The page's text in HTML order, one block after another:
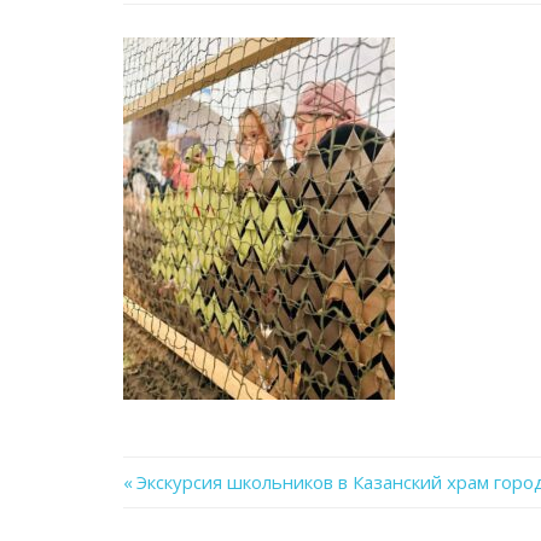
Previous
Экскурсия школьников в Казанский храм